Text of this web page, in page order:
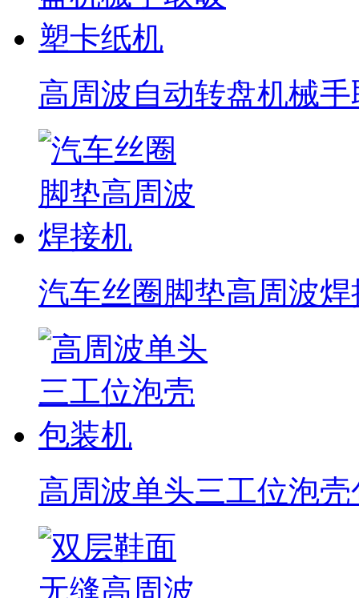
高周波自动转盘机械
汽车丝圈脚垫高周波焊
高周波单头三工位泡